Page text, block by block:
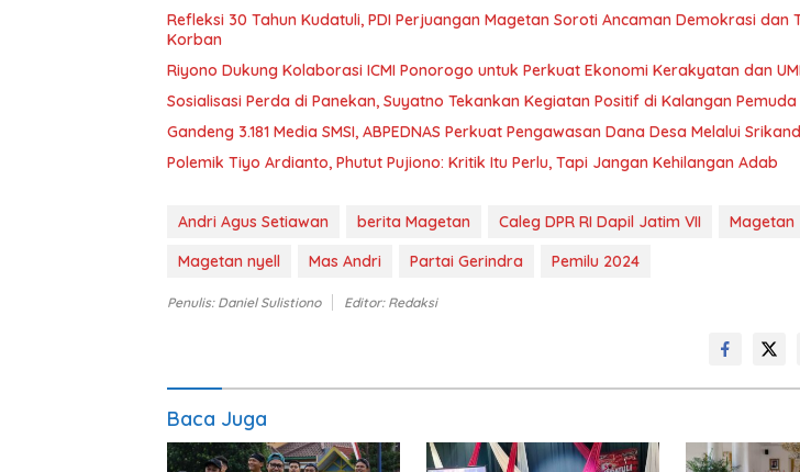
Refleksi 30 Tahun Kudatuli, PDI Perjuangan Magetan Soroti Ancaman Demokrasi dan
Korban
Riyono Dukung Kolaborasi ICMI Ponorogo untuk Perkuat Ekonomi Kerakyatan dan
Sosialisasi Perda di Panekan, Suyatno Tekankan Kegiatan Positif di Kalangan Pemuda
Gandeng 3.181 Media SMSI, ABPEDNAS Perkuat Pengawasan Dana Desa Melalui
Polemik Tiyo Ardianto, Phutut Pujiono: Kritik Itu Perlu, Tapi Jangan Kehilangan Adab
Andri Agus Setiawan berita Magetan Caleg DPR RI Dapil Jatim VII
Magetan
Magetan nyell
Mas Andri Partai Gerindra Pemilu 2024
Penulis: Daniel Sulistiono Editor: Redaksi
Baca Juga